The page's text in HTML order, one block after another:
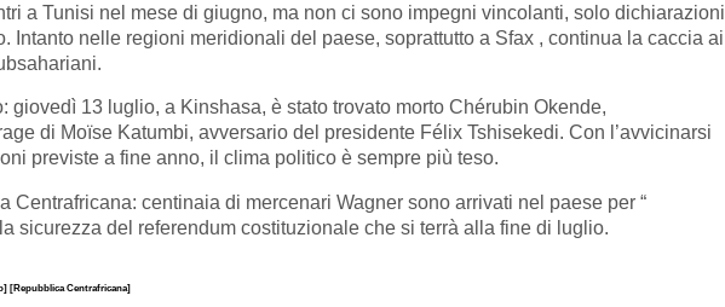
a Tunisi nel mese di giugno, ma non ci sono impegni vincolanti, solo dichiarazioni
Intanto nelle regioni meridionali del paese, soprattutto a Sfax , continua la caccia ai
giovedì 13 luglio, a Kinshasa, è stato trovato morto Chérubin Okende,
di Moïse Katumbi, avversario del presidente Félix Tshisekedi. Con l’avvicinarsi
previste a fine anno, il clima politico è sempre più teso.
Centrafricana: centinaia di mercenari Wagner sono arrivati nel paese per “
sicurezza del referendum costituzionale che si terrà alla fine di luglio.
[Repubblica Centrafricana]